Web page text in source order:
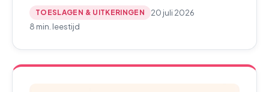
TOESLAGEN & UITKERINGEN
20 juli 2026
8 min. leestijd